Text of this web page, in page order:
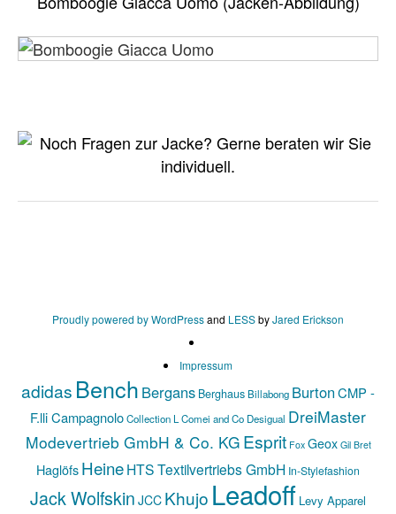
Proudly powered by WordPressand LESSbyJared Erickson
Impressum
adidas Bench Bergans Berghaus Billabong BurtonCMP -
F.lli CampagnoloCollection L Comei and Co Desigual DreiMaster
Modevertrieb GmbH & Co. KG Esprit Fox Geox Gil Bret
HaglöfsHeineHTS Textilvertriebs GmbH In-Stylefashion
Jack Wolfskin JCC Khujo Leadoff Levy Apparel